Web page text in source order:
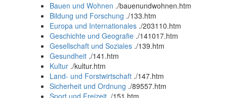
Bauen und Wohnen ./bauenundwohnen.htm
Bildung und Forschung ./133.htm
Europa und Internationales ./203110.htm
Geschichte und Geografie ./141017.htm
Gesellschaft und Soziales ./139.htm
Gesundheit ./141.htm
Kultur ./kultur.htm
Land- und Forstwirtschaft ./147.htm
Sicherheit und Ordnung ./89557.htm
Sport und Freizeit ./151.htm